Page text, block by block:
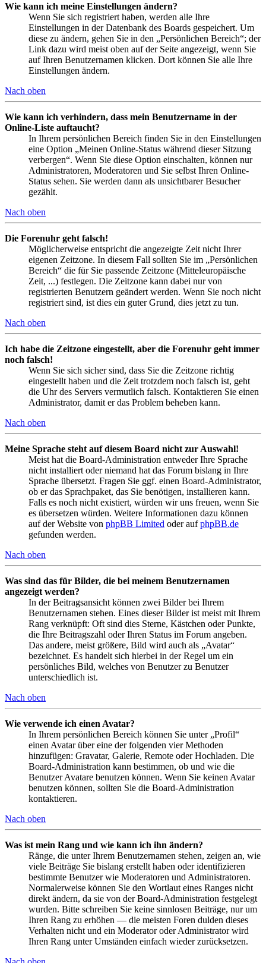
Wie kann ich meine Einstellungen ändern?
Wenn Sie sich registriert haben, werden alle Ihre
Einstellungen in der Datenbank des Boards gespeichert. Um
diese zu ändern, gehen Sie in den „Persönlichen Bereich“; der
Link dazu wird meist oben auf der Seite angezeigt, wenn Sie
auf Ihren Benutzernamen klicken. Dort können Sie alle Ihre
Einstellungen ändern.
Nach oben
Wie kann ich verhindern, dass mein Benutzername in der
Online-Liste auftaucht?
In Ihrem persönlichen Bereich finden Sie in den Einstellungen
eine Option „Meinen Online-Status während dieser Sitzung
verbergen“. Wenn Sie diese Option einschalten, können nur
Administratoren, Moderatoren und Sie selbst Ihren Online-
Status sehen. Sie werden dann als unsichtbarer Besucher
gezählt.
Nach oben
Die Forenuhr geht falsch!
Möglicherweise entspricht die angezeigte Zeit nicht Ihrer
eigenen Zeitzone. In diesem Fall sollten Sie im „Persönlichen
Bereich“ die für Sie passende Zeitzone (Mitteleuropäische
Zeit, ...) festlegen. Die Zeitzone kann dabei nur von
registrierten Benutzern geändert werden. Wenn Sie noch nicht
registriert sind, ist dies ein guter Grund, dies jetzt zu tun.
Nach oben
Ich habe die Zeitzone eingestellt, aber die Forenuhr geht immer
noch falsch!
Wenn Sie sich sicher sind, dass Sie die Zeitzone richtig
eingestellt haben und die Zeit trotzdem noch falsch ist, geht
die Uhr des Servers vermutlich falsch. Kontaktieren Sie einen
Administrator, damit er das Problem beheben kann.
Nach oben
Meine Sprache steht auf diesem Board nicht zur Auswahl!
Meist hat die Board-Administration entweder Ihre Sprache
nicht installiert oder niemand hat das Forum bislang in Ihre
Sprache übersetzt. Fragen Sie ggf. einen Board-Administrator,
ob er das Sprachpaket, das Sie benötigen, installieren kann.
Falls es noch nicht existiert, würden wir uns freuen, wenn Sie
es übersetzen würden. Weitere Informationen dazu können
auf der Website von phpBB Limited oder aufphpBB.de
gefunden werden.
Nach oben
Was sind das für Bilder, die bei meinem Benutzernamen
angezeigt werden?
In der Beitragsansicht können zwei Bilder bei Ihrem
Benutzernamen stehen. Eines dieser Bilder ist meist mit Ihrem
Rang verknüpft: Oft sind dies Sterne, Kästchen oder Punkte,
die Ihre Beitragszahl oder Ihren Status im Forum angeben.
Das andere, meist größere, Bild wird auch als „Avatar“
bezeichnet. Es handelt sich hierbei in der Regel um ein
persönliches Bild, welches von Benutzer zu Benutzer
unterschiedlich ist.
Nach oben
Wie verwende ich einen Avatar?
In Ihrem persönlichen Bereich können Sie unter „Profil“
einen Avatar über eine der folgenden vier Methoden
hinzufügen: Gravatar, Galerie, Remote oder Hochladen. Die
Board-Administration kann bestimmen, ob und wie die
Benutzer Avatare benutzen können. Wenn Sie keinen Avatar
benutzen können, sollten Sie die Board-Administration
kontaktieren.
Nach oben
Was ist mein Rang und wie kann ich ihn ändern?
Ränge, die unter Ihrem Benutzernamen stehen, zeigen an, wie
viele Beiträge Sie bislang erstellt haben oder identifizieren
bestimmte Benutzer wie Moderatoren und Administratoren.
Normalerweise können Sie den Wortlaut eines Ranges nicht
direkt ändern, da sie von der Board-Administration festgelegt
wurden. Bitte schreiben Sie keine sinnlosen Beiträge, nur um
Ihren Rang zu erhöhen — die meisten Foren dulden dieses
Verhalten nicht und ein Moderator oder Administrator wird
Ihren Rang unter Umständen einfach wieder zurücksetzen.